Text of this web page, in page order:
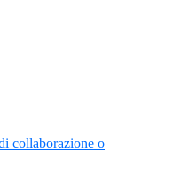
collaborazione o